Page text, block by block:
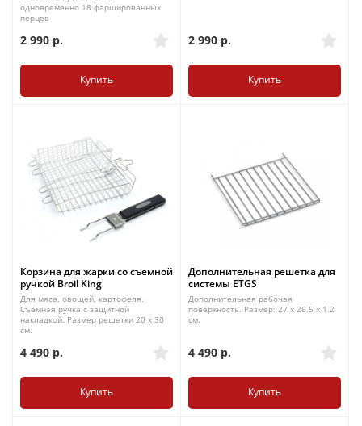
одновременно 18 фаршированных
перцев
2 990 р.
Купить
2 990 р.
Купить
Корзина для жарки со съемной
ручкой Broil King
Для мяса, овощей, картофеля.
Съемная ручка с защитной
накладкой. Размер решетки 20 x 30
см.
4 490 р.
Купить
Дополнительная решетка для
системы ETGS
Дополнительная рабочая
поверхность. Размер: 27 x 26.5 x 1.2
см.
4 490 р.
Купить